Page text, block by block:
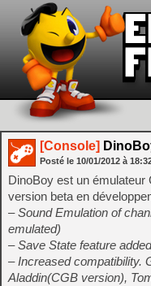
[Console]
Posté le 10/01/2012 à
DinoBoy est un
version beta en
– Sound Emulation of
emulated)
– Save State feature
– Increased compatibility.
Aladdin(CGB version),